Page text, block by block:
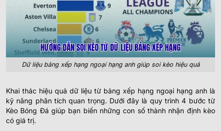
Dữ liệu bảng xếp hạng ngoại hạng anh giúp soi kèo hiệu quả
Khai thác hiệu quả dữ liệu từ bảng xếp hạng ngoại hạng anh là
kỹ năng phân tích quan trọng. Dưới đây là quy trình 4 bước từ
Kèo Bóng Đá giúp bạn biến những con số thành nhận định kèo
có giá trị.